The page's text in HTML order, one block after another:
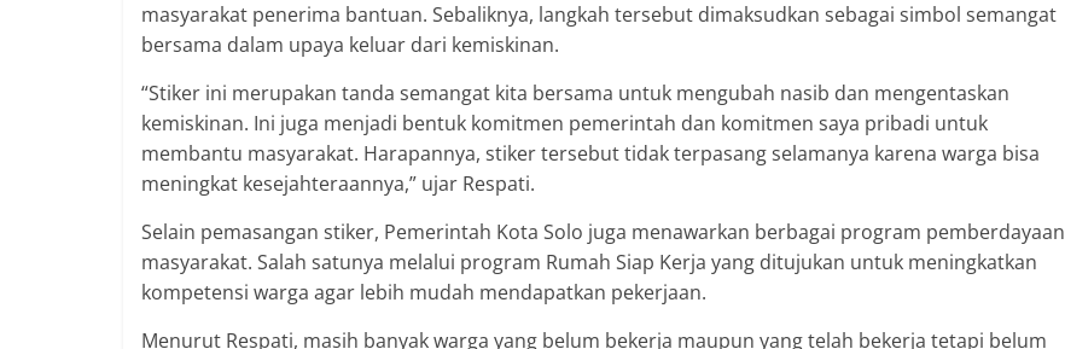
masyarakat penerima bantuan. Sebaliknya, langkah tersebut dimaksudkan sebagai simbol semangat
bersama dalam upaya keluar dari kemiskinan.
“Stiker ini merupakan tanda semangat kita bersama untuk mengubah nasib dan mengentaskan
kemiskinan. Ini juga menjadi bentuk komitmen pemerintah dan komitmen saya pribadi untuk
membantu masyarakat. Harapannya, stiker tersebut tidak terpasang selamanya karena warga bisa
meningkat kesejahteraannya,” ujar Respati.
Selain pemasangan stiker, Pemerintah Kota Solo juga menawarkan berbagai program pemberdayaan
masyarakat. Salah satunya melalui program Rumah Siap Kerja yang ditujukan untuk meningkatkan
kompetensi warga agar lebih mudah mendapatkan pekerjaan.
Menurut Respati, masih banyak warga yang belum bekerja maupun yang telah bekerja tetapi belum